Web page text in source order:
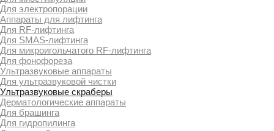
Для электропорации
Аппараты для лифтинга
Для RF-лифтинга
Для SMAS-лифтинга
Для микроигольчатого RF-лифтинга
Для фонофореза
Ультразвуковые аппараты
Для ультразвуковой чистки
Ультразвуковые скраберы
Дерматологические аппараты
Для брашинга
Для гидропилинга